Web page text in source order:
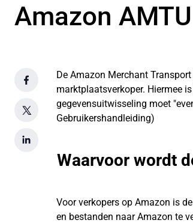
Amazon AMTU
De Amazon Merchant
marktplaatsverkoper. Hiermee
gegevensuitwisseling moet
Gebruikershandleiding)
Waarvoor wordt
Voor verkopers op Amazon is
en bestanden naar Amazon te